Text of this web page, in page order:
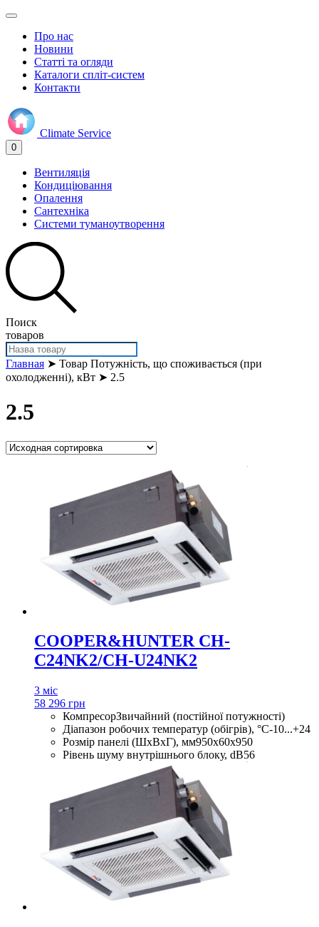
Про нас
Новини
Статті та огляди
Каталоги спліт-систем
Контакти
Climate Service
0
Вентиляція
Кондиціювання
Опалення
Сантехніка
Системи туманоутворення
Поиск
товаров
Главная ➤ Товар Потужність, що споживається (при
охолодженні), кВт ➤ 2.5
2.5
COOPER&HUNTER CH-
C24NK2/CH-U24NK2
3 міс
58 296 грн
КомпресорЗвичайний (постійної потужності)
Діапазон робочих температур (обігрів), °С-10...+24
Розмір панелі (ШхВхГ), мм950x60x950
Рівень шуму внутрішнього блоку, dB56